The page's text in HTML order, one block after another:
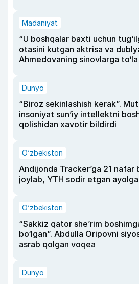
Madaniyat
“U boshqalar baxti uchun
otasini kutgan aktrisa va
Ahmedovaning sinovlarga
Dunyo
“Biroz sekinlashish kerak”.
insoniyat sun’iy intellektni
qolishidan xavotir bildirdi
O‘zbekiston
Andijonda Tracker’ga 21 nafar
joylab, YTH sodir etgan ayolga
O‘zbekiston
“Sakkiz qator she’rim
bo‘lgan”. Abdulla Oripovni
asrab qolgan voqea
Dunyo